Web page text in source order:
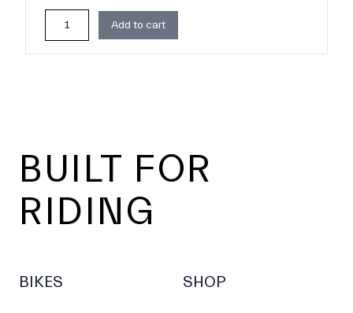
Add to cart
BUILT FOR
RIDING
BIKES SHOP